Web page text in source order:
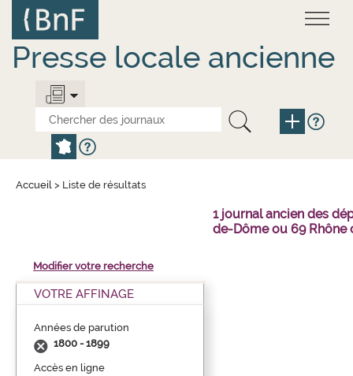
contenu
principal
Presse locale ancienne
Accueil > Liste de résultats
1 journal ancien des
de-Dôme ou 69 Rhône
Modifier votre recherche
VOTRE AFFINAGE
Années de parution
1800 - 1899
Accès en ligne
Panneau de gestion des cookies